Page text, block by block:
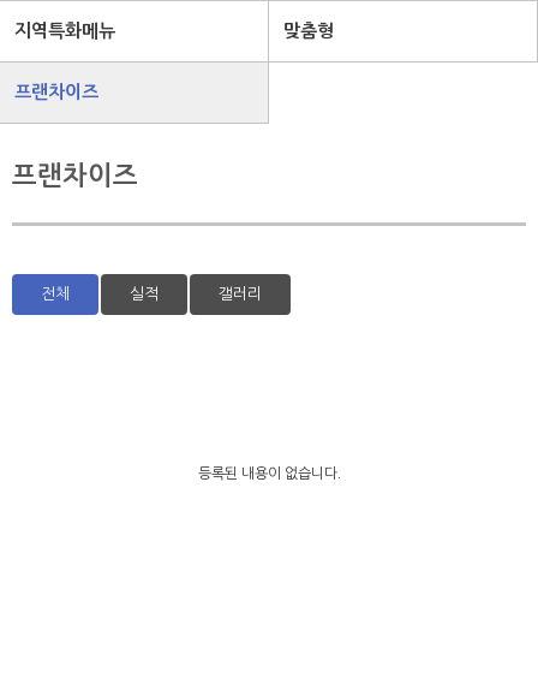
지역특화메뉴 맞춤형
프랜차이즈
프랜차이즈
전체 실적 갤러리
등록된 내용이 없습니다.